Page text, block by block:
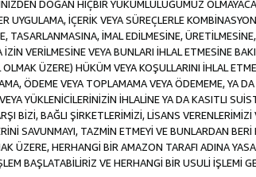
DOĞAN HİÇBİR YÜKÜMLÜLÜĞÜMÜZ
UYGULAMA, İÇERİK VEYA SÜREÇLERLE
TASARLANMASINA, İMAL EDİLMESİNE,
VERİLMESİNE VEYA BUNLARI İHLAL ETMESİNE
ÜZERE) HÜKÜM VEYA KOŞULLARINI İHLAL
ÖDEME VEYA TOPLAMAMA VEYA ÖDEMEME, YA
YÜKLENİCİLERİNİZİN İHLALİNE YA DA KASITLI
BİZİ, BAĞLI ŞİRKETLERİMİZİ, LİSANS
SAVUNMAYI, TAZMİN ETMEYİ VE BUNLARDAN
ÜZERE, HERHANGİ BİR AMAZON TARAFI ADINA
BAŞLATABİLİRİZ VE HERHANGİ BİR USULİ İŞLEMİ